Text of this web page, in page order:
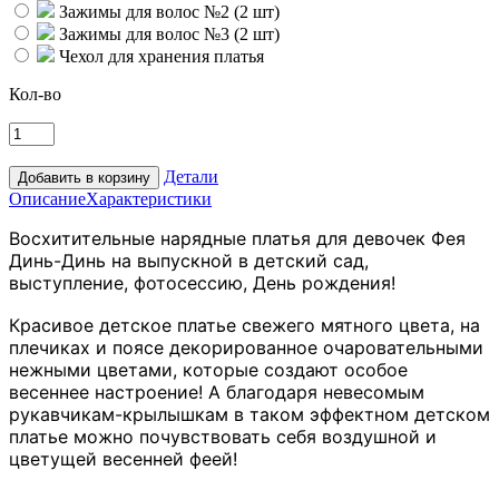
Зажимы для волос №2 (2 шт)
Зажимы для волос №3 (2 шт)
Чехол для хранения платья
Кол-во
Детали
ОписаниеХарактеристики
Восхитительные нарядные платья для девочек Фея
Динь-Динь на выпускной в детский сад,
выступление, фотосессию, День рождения!
Красивое детское платье свежего мятного цвета, на
плечиках и поясе декорированное очаровательными
нежными цветами, которые создают особое
весеннее настроение! А благодаря невесомым
рукавчикам-крылышкам в таком эффектном детском
платье можно почувствовать себя воздушной и
цветущей весенней феей!